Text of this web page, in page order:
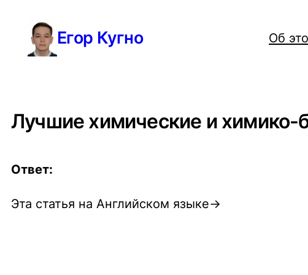
содержимому
Егор Кугно Об
Лучшие химические и химико-
Ответ:
Эта статья на Английском языке→